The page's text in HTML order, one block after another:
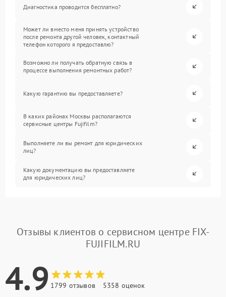
Диагностика проводится бесплатно?
Может ли вместо меня принять устройство
после ремонта другой человек, контактный
телефон которого я предоставлю?
Возможно ли получать обратную связь в
процессе выполнения ремонтных работ?
Какую гарантию вы предоставляете?
В каких районах Москвы располагаются
сервисные центры Fujifilm?
Выполняете ли вы ремонт для юридических
лиц?
Какую документацию вы предоставляете
для юридических лиц?
Отзывы клиентов о сервисном центре FIX-
FUJIFILM.RU
4.9 1799 отзывов 5358 оценок